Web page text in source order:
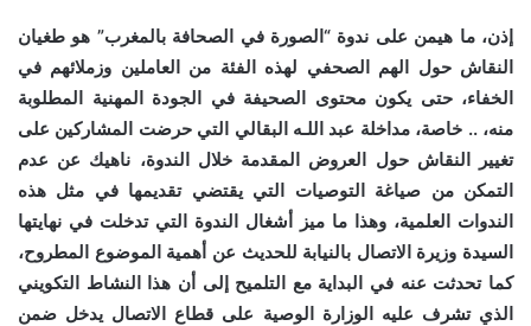
إذن، ما هيمن على ندوة “الصورة في الصحافة بالمغرب” هو طغيان
النقاش حول الهم الصحفي لهذه الفئة من العاملين وزملائهم في
الخفاء، حتى يكون محتوى الصحيفة في الجودة المهنية المطلوبة
منه، .. خاصة، مداخلة عبد اللـه البقالي التي حرضت المشاركين على
تغيير النقاش حول العروض المقدمة خلال الندوة، ناهيك عن عدم
التمكن من صياغة التوصيات التي يقتضي تقديمها في مثل هذه
الندوات العلمية، وهذا ما ميز أشغال الندوة التي تدخلت في نهايتها
السيدة وزيرة الاتصال بالنيابة للحديث عن أهمية الموضوع المطروح،
كما تحدثت عنه في البداية مع التلميح إلى أن هذا النشاط التكويني
الذي تشرف عليه الوزارة الوصية على قطاع الاتصال يدخل ضمن